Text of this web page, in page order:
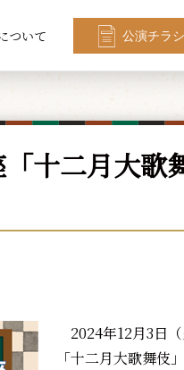
ついて 公演チラシ
十二月大歌
2024年12月3日
「十二月大歌舞伎